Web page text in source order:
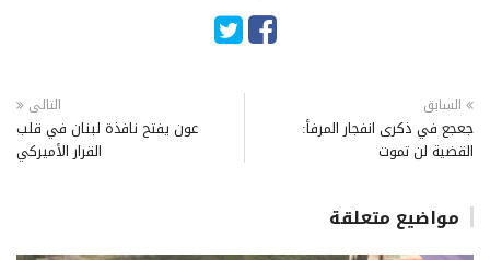
السابق
جعجع في ذكرى انفجار المرفأ:
القضية لن تموت
التالى
عون يفتح نافذة لبنان في قلب
القرار الأميركي
مواضيع متعلقة